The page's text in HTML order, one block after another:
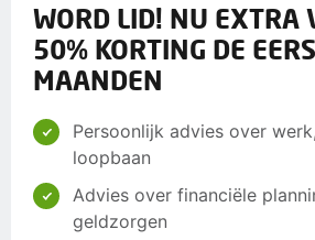
WORD LID! NU EXTRA
50% KORTING DE
MAANDEN
Persoonlijk advies over
loopbaan
Advies over financiële
geldzorgen